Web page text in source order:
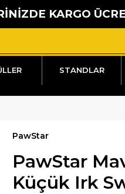
KARGO
STANDLAR
PawStar
PawStar
Küçük Irk